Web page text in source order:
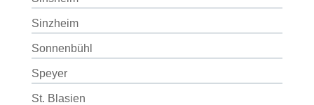
Sinzheim
Sonnenbühl
Speyer
St. Blasien